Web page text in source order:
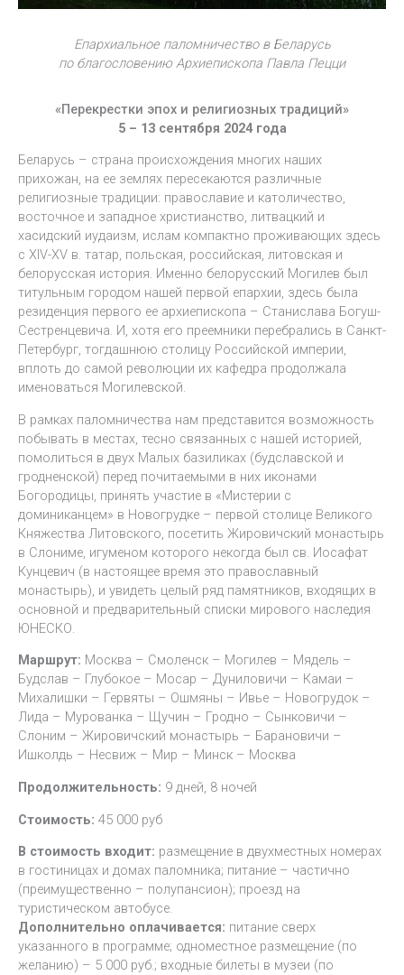
Епархиальное паломничество в Беларусь
по благословению Архиепископа Павла Пецци
«Перекрестки эпох и религиозных традиций»
5 – 13 сентября 2024 года
Беларусь – страна происхождения многих наших
прихожан, на ее землях пересекаются различные
религиозные традиции: православие и католичество,
восточное и западное христианство, литвацкий и
хасидский иудаизм, ислам компактно проживающих здесь
с XIV-XV в. татар, польская, российская, литовская и
белорусская история. Именно белорусский Могилев был
титульным городом нашей первой епархии, здесь была
резиденция первого ее архиепископа – Станислава Богуш-
Сестренцевича. И, хотя его преемники перебрались в Санкт-
Петербург, тогдашнюю столицу Российской империи,
вплоть до самой революции их кафедра продолжала
именоваться Могилевской.
В рамках паломничества нам представится возможность
побывать в местах, тесно связанных с нашей историей,
помолиться в двух Малых базиликах (будславской и
гродненской) перед почитаемыми в них иконами
Богородицы, принять участие в «Мистерии с
доминиканцем» в Новогрудке – первой столице Великого
Княжества Литовского, посетить Жировичский монастырь
в Слониме, игуменом которого некогда был св. Иосафат
Кунцевич (в настоящее время это православный
монастырь), и увидеть целый ряд памятников, входящих в
основной и предварительный списки мирового наследия
ЮНЕСКО.
Маршрут: Москва – Смоленск – Могилев – Мядель –
Будслав – Глубокое – Мосар – Дуниловичи – Камаи –
Михалишки – Гервяты – Ошмяны – Ивье – Новогрудок –
Лида – Мурованка – Щучин – Гродно – Сынковичи –
Слоним – Жировичский монастырь – Барановичи –
Ишколдь – Несвиж – Мир – Минск – Москва
Продолжительность: 9 дней, 8 ночей
Стоимость: 45 000 руб
В стоимость входит: размещение в двухместных номерах
в гостиницах и домах паломника; питание – частично
(преимущественно – полупансион); проезд на
туристическом автобусе.
Дополнительно оплачивается: питание сверх
указанного в программе; одноместное размещение (по
желанию) – 5 000 руб.; входные билеты в музеи (по